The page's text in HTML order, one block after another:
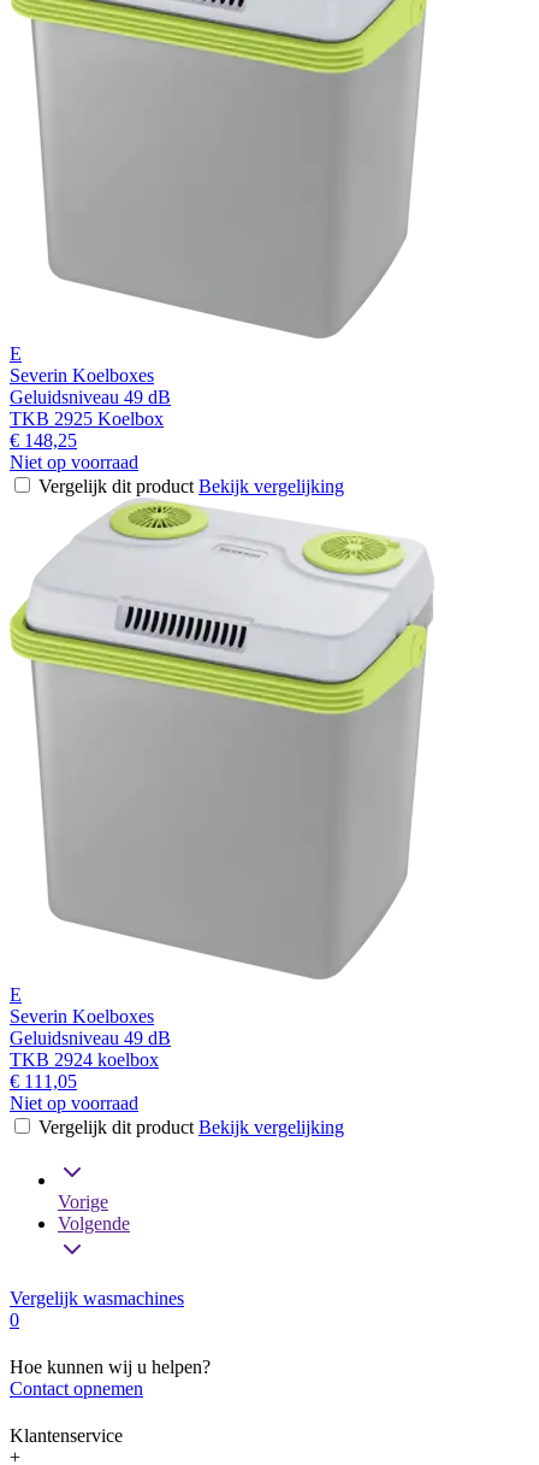
E
Severin Koelboxes
Geluidsniveau 49 dB
TKB 2925 Koelbox
€ 148,25
Niet op voorraad
Vergelijk dit product Bekijk vergelijking
E
Severin Koelboxes
Geluidsniveau 49 dB
TKB 2924 koelbox
€ 111,05
Niet op voorraad
Vergelijk dit product Bekijk vergelijking
Vorige
Volgende
Vergelijk wasmachines
0
Hoe kunnen wij u helpen?
Contact opnemen
Klantenservice
+